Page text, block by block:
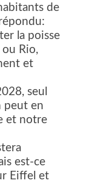
de
la poisse
ou Rio,
et
seul
peut en
et notre
est-ce
Eiffel et